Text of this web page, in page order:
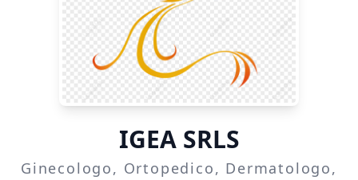
IGEA SRLS
Ginecologo, Ortopedico, Dermatologo,